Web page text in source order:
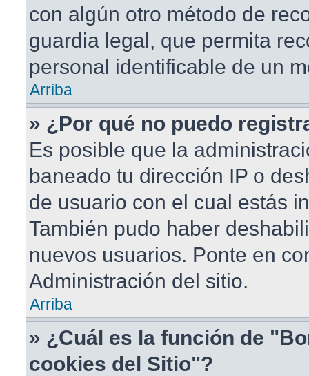
con algún otro método de
guardia legal, que permita
personal identificable de un
Arriba
» ¿Por qué no puedo
Es posible que la
baneado tu dirección IP o
de usuario con el cual estás
También pudo haber
nuevos usuarios. Ponte en
Administración del sitio.
Arriba
» ¿Cuál es la función de
cookies del Sitio"?